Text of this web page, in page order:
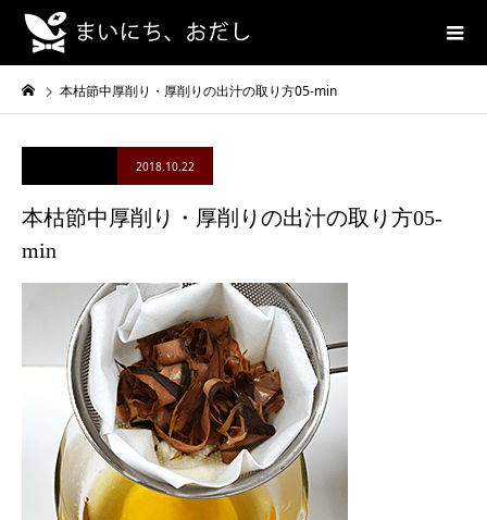
本枯節中厚削り・厚削りの出汁の取り方05-min
2018.10.22
本枯節中厚削り・厚削りの出汁の取り方05-
min